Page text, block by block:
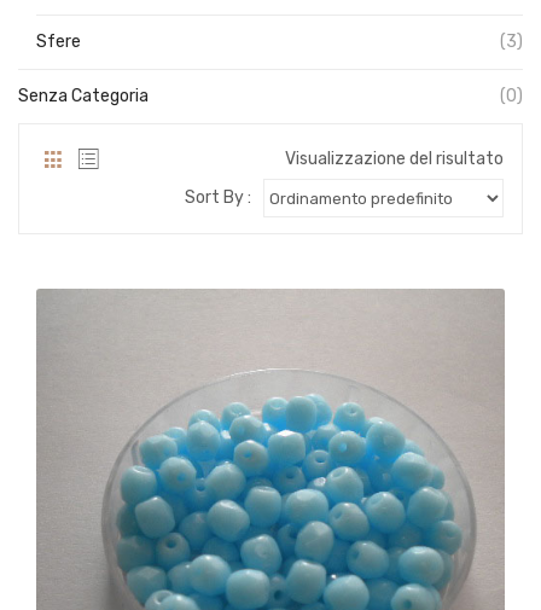
Sfere (3)
Senza Categoria (0)
Visualizzazione del risultato
Sort By :